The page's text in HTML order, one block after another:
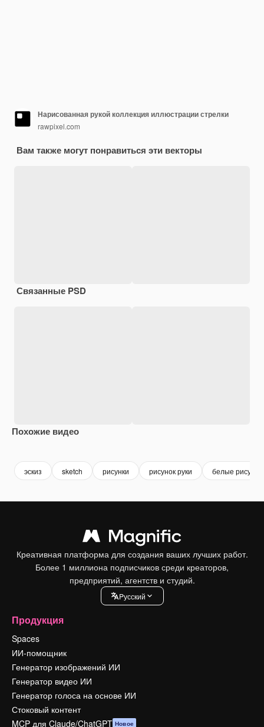
Нарисованная рукой коллекция иллюстрации стрелки
rawpixel.com
Вам также могут понравиться эти векторы
Связанные PSD
Похожие видео
эскиз sketch рисунки рисунок руки белые рисунки
Креативная платформа для создания ваших лучших работ.
Более 1 миллиона подписчиков среди креаторов,
предприятий, агентств и студий.
Pусский
Продукция
Spaces
ИИ-помощник
Генератор изображений ИИ
Генератор видео ИИ
Генератор голоса на основе ИИ
Стоковый контент
MCP для Claude/ChatGPT Новое